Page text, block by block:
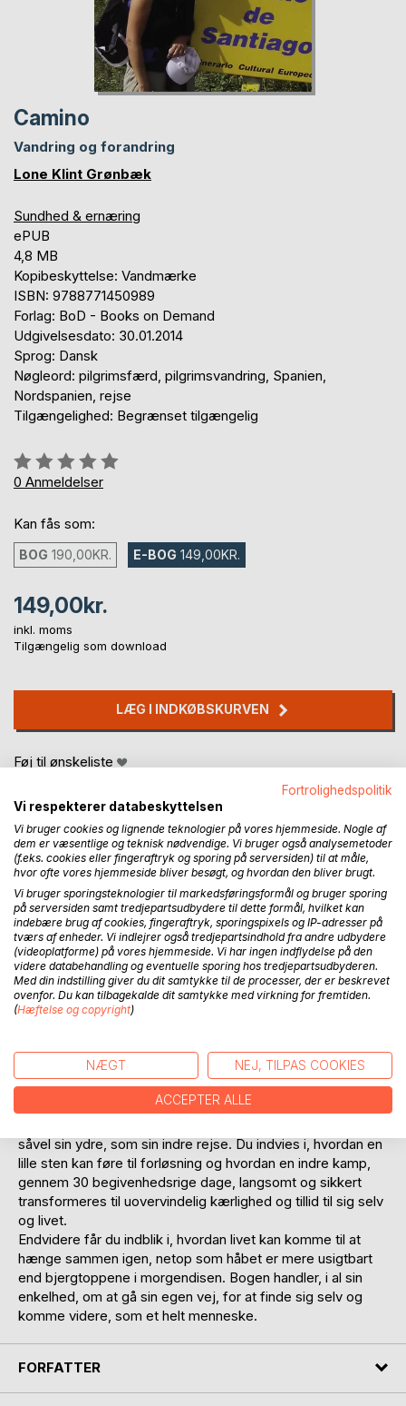
Camino
Vandring og forandring
Lone Klint Grønbæk
Sundhed & ernæring
ePUB
4,8 MB
Kopibeskyttelse: Vandmærke
ISBN: 9788771450989
Forlag: BoD - Books on Demand
Udgivelsesdato: 30.01.2014
Sprog: Dansk
Nøgleord: pilgrimsfærd, pilgrimsvandring, Spanien,
Nordspanien, rejse
Tilgængelighed: Begrænset tilgængelig
Anmeldelse::
0%
0 Anmeldelser
Kan fås som:
BOG 190,00KR. E-BOG 149,00KR.
149,00kr.
inkl. moms
Tilgængelig som download
LÆG I INDKØBSKURVEN
Føj til ønskeliste
BESKRIVELSE
Camino - Vandring og forandring. Denne bog er en
usminket og autentisk beretning om at drage alene afsted
på 800 kilometers pilgrimsvandring i det omskiftelige
billeder inviteres læseren med på en spændende rejse og
får et klart indblik i livet som nutidig pilgrim. Beretninger om
nætter på sovesale, genstridige vabler, naturens kræfter og
især portrætter af medpilgrimme, krydrer bogen.
såvel sin ydre, som sin indre rejse. Du indvies i, hvordan en
lille sten kan føre til forløsning og hvordan en indre kamp,
gennem 30 begivenhedsrige dage, langsomt og sikkert
transformeres til uovervindelig kærlighed og tillid til sig selv
og livet.
Endvidere får du indblik i, hvordan livet kan komme til at
hænge sammen igen, netop som håbet er mere usigtbart
end bjergtoppene i morgendisen. Bogen handler, i al sin
enkelhed, om at gå sin egen vej, for at finde sig selv og
komme videre, som et helt menneske.
FORFATTER
Fortrolighedspolitik
Vi respekterer databeskyttelsen
Vi bruger cookies og lignende teknologier på vores hjemmeside. Nogle af
dem er væsentlige og teknisk nødvendige. Vi bruger også analysemetoder
(f.eks. cookies eller fingeraftryk og sporing på serversiden) til at måle,
hvor ofte vores hjemmeside bliver besøgt, og hvordan den bliver brugt.
Vi bruger sporingsteknologier til markedsføringsformål og bruger sporing
på serversiden samt tredjepartsudbydere til dette formål, hvilket kan
indebære brug af cookies, fingeraftryk, sporingspixels og IP-adresser på
tværs af enheder. Vi indlejrer også tredjepartsindhold fra andre udbydere
(videoplatforme) på vores hjemmeside. Vi har ingen indflydelse på den
videre databehandling og eventuelle sporing hos tredjepartsudbyderen.
Med din indstilling giver du dit samtykke til de processer, der er beskrevet
ovenfor. Du kan tilbagekalde dit samtykke med virkning for fremtiden.
(Hæftelse og copyright)
NÆGT NEJ, TILPAS COOKIES
ACCEPTER ALLE